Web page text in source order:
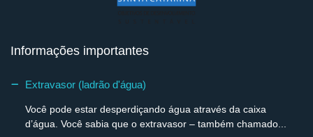
Informações importantes
Extravasor (ladrão d'água)
Você pode estar desperdiçando água através da caixa
d’água. Você sabia que o extravasor – também chamado...